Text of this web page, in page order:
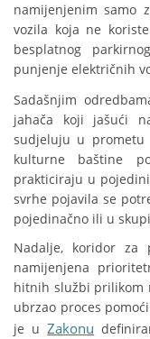
namijenjenim samo
vozila koja ne
besplatnog
punjenje električnih
Sadašnjim
jahača koji jašući
sudjeluju u prometu
kulturne baštine
prakticiraju u
svrhe pojavila se
pojedinačno ili u
Nadalje, koridor za
namijenjena
hitnih službi prilikom
ubrzao proces
je uZakonu